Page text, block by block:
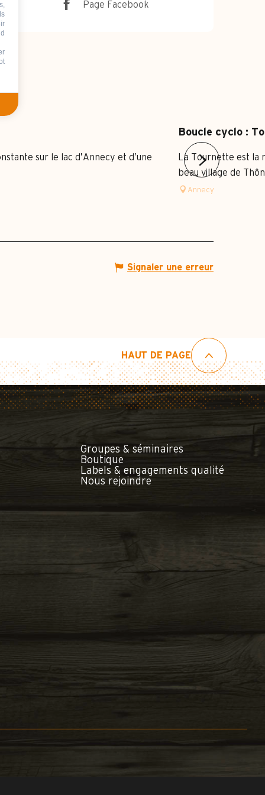
Page Facebook
sur le lac d’Annecy et d’une
Boucle cyclo :
La Tournette est la
beau village de
Annecy
Signaler une erreur
HAUT DE PAGE
Groupes & séminaires
Boutique
Labels & engagements qualité
Nous rejoindre